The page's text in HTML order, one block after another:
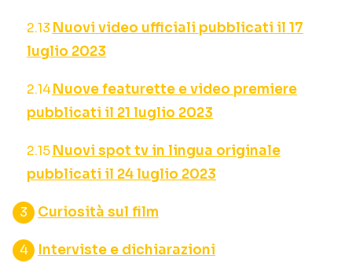
Nuovi video ufficiali pubblicati il 17
luglio 2023
Nuove featurette e video premiere
pubblicati il 21 luglio 2023
Nuovi spot tv in lingua originale
pubblicati il 24 luglio 2023
Curiosità sul film
Interviste e dichiarazioni